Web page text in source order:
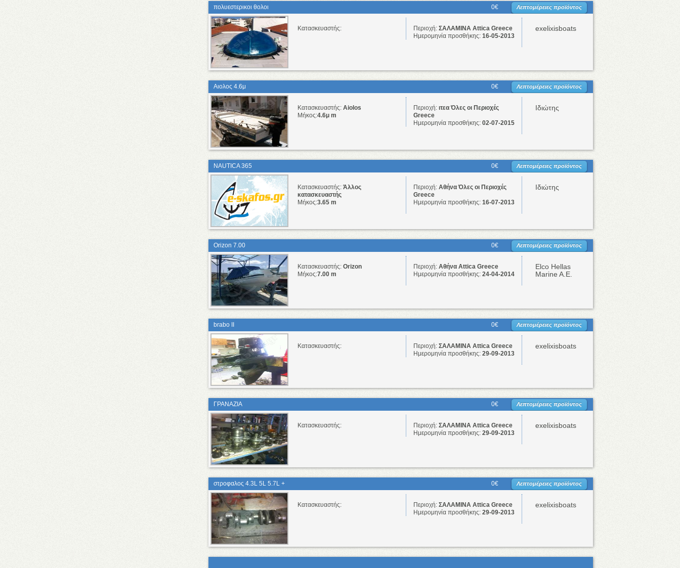
πολυεστερικοι θολοι 0€ Λεπτομέρειες προϊόντος
Κατασκευαστής: Περιοχή: ΣΑΛΑΜΙΝΑ Attica Greece
Ημερομηνία προσθήκης: 16-05-2013
exelixisboats
Aιολος 4.6μ 0€ Λεπτομέρειες προϊόντος
Κατασκευαστής: Aiolos
Μήκος:4.6μ m
Περιοχή: ιτεα Όλες οι Περιοχές
Greece
Ημερομηνία προσθήκης: 02-07-2015
Ιδιώτης
NAUTICA 365 0€ Λεπτομέρειες προϊόντος
Κατασκευαστής: Άλλος
κατασκευαστής
Μήκος:3.65 m
Περιοχή: Αθήνα Όλες οι Περιοχές
Greece
Ημερομηνία προσθήκης: 16-07-2013
Ιδιώτης
Orizon 7.00 0€ Λεπτομέρειες προϊόντος
Κατασκευαστής: Orizon
Μήκος:7.00 m
Περιοχή: Αθήνα Attica Greece
Ημερομηνία προσθήκης: 24-04-2014
Elco Hellas
Marine A.E.
brabo II 0€ Λεπτομέρειες προϊόντος
Κατασκευαστής: Περιοχή: ΣΑΛΑΜΙΝΑ Attica Greece
Ημερομηνία προσθήκης: 29-09-2013
exelixisboats
ΓΡΑΝΑΖΙΑ 0€ Λεπτομέρειες προϊόντος
Κατασκευαστής: Περιοχή: ΣΑΛΑΜΙΝΑ Attica Greece
Ημερομηνία προσθήκης: 29-09-2013
exelixisboats
στροφαλος 4.3L 5L 5.7L + 0€ Λεπτομέρειες προϊόντος
Κατασκευαστής: Περιοχή: ΣΑΛΑΜΙΝΑ Attica Greece
Ημερομηνία προσθήκης: 29-09-2013
exelixisboats